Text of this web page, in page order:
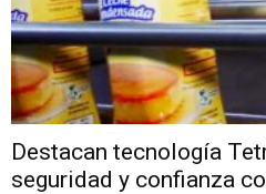
Destacan tecnología
seguridad y confianza